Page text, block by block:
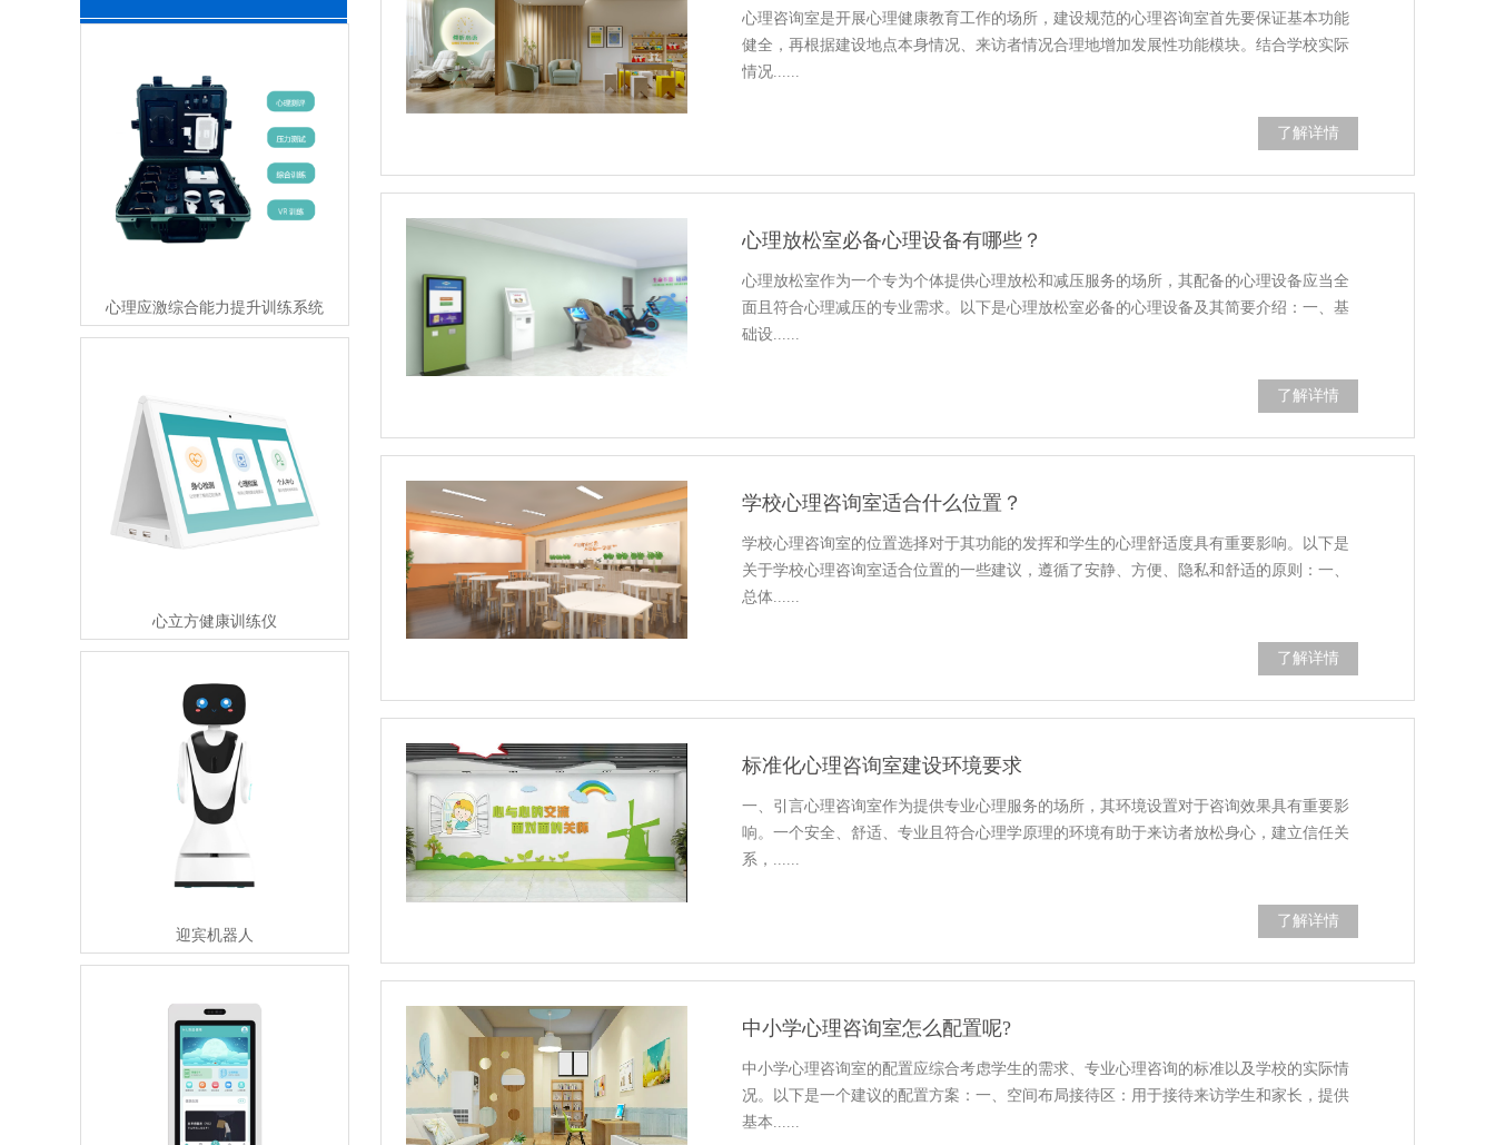
心理应激综合能力提升训练系统
心立方健康训练仪
迎宾机器人
心理咨询室是开展心理健康教育工作的场所，建设规范的心理咨询室首先要保证基本功能
健全，再根据建设地点本身情况、来访者情况合理地增加发展性功能模块。结合学校实际
情况......
了解详情
心理放松室必备心理设备有哪些？
心理放松室作为一个专为个体提供心理放松和减压服务的场所，其配备的心理设备应当全
面且符合心理减压的专业需求。以下是心理放松室必备的心理设备及其简要介绍：一、基
础设......
了解详情
学校心理咨询室适合什么位置？
学校心理咨询室的位置选择对于其功能的发挥和学生的心理舒适度具有重要影响。以下是
关于学校心理咨询室适合位置的一些建议，遵循了安静、方便、隐私和舒适的原则：一、
总体......
了解详情
标准化心理咨询室建设环境要求
一、引言心理咨询室作为提供专业心理服务的场所，其环境设置对于咨询效果具有重要影
响。一个安全、舒适、专业且符合心理学原理的环境有助于来访者放松身心，建立信任关
系，......
了解详情
中小学心理咨询室怎么配置呢?
中小学心理咨询室的配置应综合考虑学生的需求、专业心理咨询的标准以及学校的实际情
况。以下是一个建议的配置方案：一、空间布局接待区：用于接待来访学生和家长，提供
基本......